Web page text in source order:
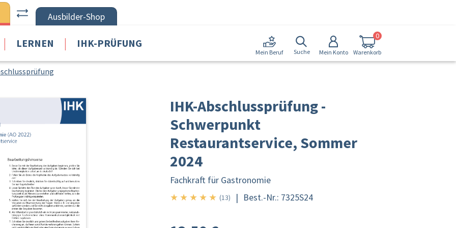
Ausbilder-Shop
| LERNEN | IHK-PRÜFUNG
Mein Beruf Suche Mein Konto Warenkorb
0
IHK-Abschlussprüfung -
Schwerpunkt
Restaurantservice, Sommer
2024
Fachkraft für Gastronomie
★ ★ ★ ★ ★5/5
(13) | Best.-Nr.: 7325S24